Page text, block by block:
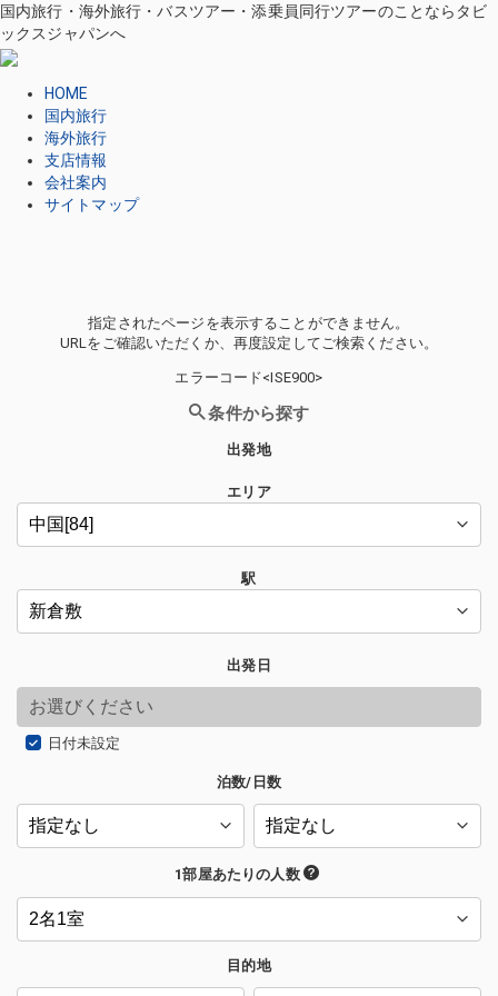
国内旅行・海外旅行・バスツアー・添乗員同行ツアーのことならタビ
ックスジャパンへ
HOME
国内旅行
海外旅行
支店情報
会社案内
サイトマップ
指定されたページを表示することができません。
URLをご確認いただくか、再度設定してご検索ください。
エラーコード<ISE900>
条件から探す
出発地
エリア
駅
出発日
日付未設定
泊数/日数
1部屋あたりの人数
目的地